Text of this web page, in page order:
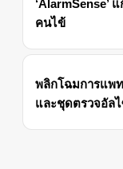
‘AlarmSense’
คนไข้
พลิกโฉมการแพท
และชุดตรวจอัล